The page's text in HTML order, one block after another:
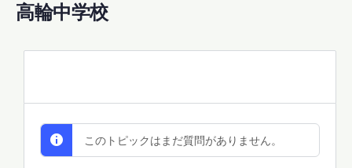
高輪中学校
このトピックはまだ質問がありません。